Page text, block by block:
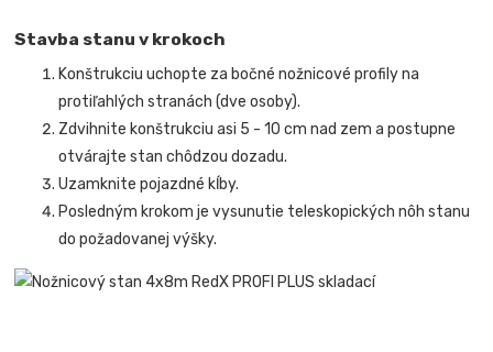
Stavba stanu v krokoch
Konštrukciu uchopte za bočné nožnicové profily na
protiľahlých stranách (dve osoby).
Zdvihnite konštrukciu asi 5 - 10 cm nad zem a postupne
otvárajte stan chôdzou dozadu.
Uzamknite pojazdné kĺby.
Posledným krokom je vysunutie teleskopických nôh stanu
do požadovanej výšky.